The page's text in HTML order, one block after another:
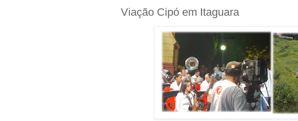
Viação Cipó em Itaguara